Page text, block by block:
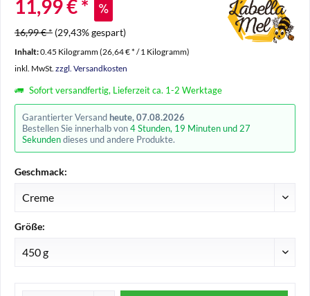
11,99 € *
16,99 € * (29,43% gespart)
Inhalt:0.45 Kilogramm (26,64 € * / 1 Kilogramm)
inkl. MwSt. zzgl. Versandkosten
Sofort versandfertig, Lieferzeit ca. 1-2 Werktage
Garantierter Versand heute, 07.08.2026
Bestellen Sie innerhalb von4 Stunden, 19 Minuten und 27
Sekundendieses und andere Produkte.
Geschmack:
Größe: